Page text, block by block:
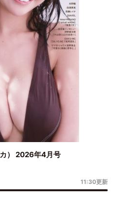
） 2026年4月号
11:30更新